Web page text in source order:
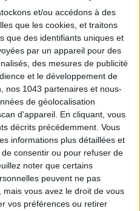
et/ou accédons à des
que les cookies, et traitons
que des identifiants uniques et
par un appareil pour des
des mesures de publicité
et le développement de
nos 1043 partenaires et nous-
de géolocalisation
d'appareil. En cliquant, vous
décrits précédemment. Vous
informations plus détaillées et
consentir ou pour refuser de
noter que certains
peuvent ne pas
vous avez le droit de vous
vos préférences ou retirer
AFFORDABLE MADE-IN-FRANCE
AUGUST IN PARIS